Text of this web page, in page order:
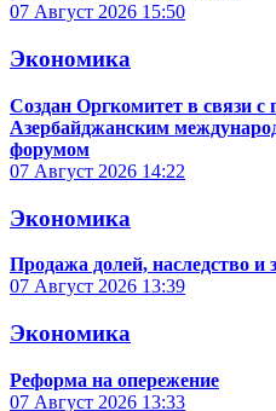
07 Август 2026 15:50
Экономика
Создан Оргкомитет в связи
Азербайджанским
форумом
07 Август 2026 14:22
Экономика
Продажа долей, наследство и
07 Август 2026 13:39
Экономика
Реформа на опережение
07 Август 2026 13:33